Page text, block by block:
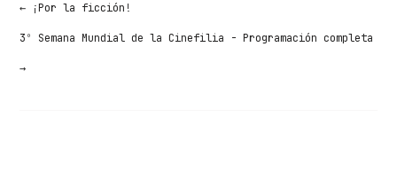
← ¡Por la ficción!
3º Semana Mundial de la Cinefilia - Programación completa
→